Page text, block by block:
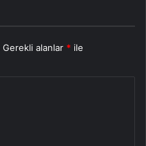
Gerekli alanlar * ile